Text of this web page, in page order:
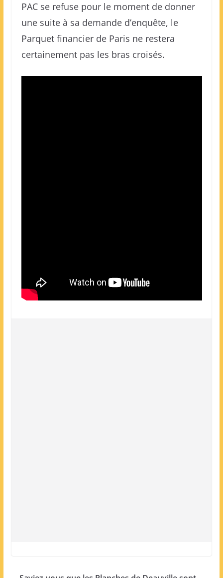
PAC se refuse pour le moment de donner
une suite à sa demande d’enquête, le
Parquet financier de Paris ne restera
certainement pas les bras croisés.